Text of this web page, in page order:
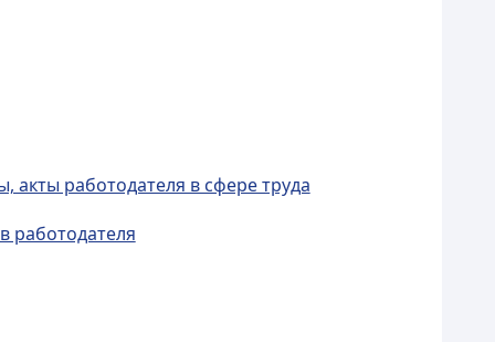
акты работодателя в сфере труда
работодателя